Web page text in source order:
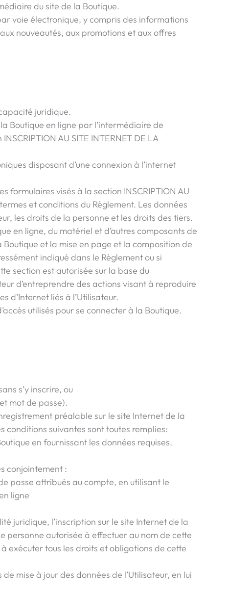
du site de la Boutique.
voie électronique, y compris des informations
nouveautés, aux promotions et aux offres
juridique.
Boutique en ligne par l’intermédiaire de
AU SITE INTERNET DE LA
disposant d’une connexion à l’internet
formulaires visés à la section INSCRIPTION AU
et conditions du Règlement. Les données
les droits de la personne et les droits des tiers.
en ligne, du matériel et d’autres composants de
et la mise en page et la composition de
indiqué dans le Règlement ou si
section est autorisée sur la base du
d’entreprendre des actions visant à reproduire
d’Internet liés à l’Utilisateur.
utilisés pour se connecter à la Boutique.
s’y inscrire, ou
mot de passe).
préalable sur le site Internet de la
conditions suivantes sont toutes remplies:
en fournissant les données requises,
conjointement :
passe attribués au compte, en utilisant le
ligne
juridique, l’inscription sur le site Internet de la
personne autorisée à effectuer au nom de cette
exécuter tous les droits et obligations de cette
mise à jour des données de l’Utilisateur, en lui